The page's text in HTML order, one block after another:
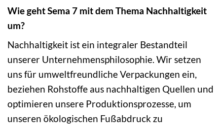
Wie geht Sema 7 mit dem Thema Nachhaltigkeit
um?
Nachhaltigkeit ist ein integraler Bestandteil
unserer Unternehmensphilosophie. Wir setzen
uns für umweltfreundliche Verpackungen ein,
beziehen Rohstoffe aus nachhaltigen Quellen und
optimieren unsere Produktionsprozesse, um
unseren ökologischen Fußabdruck zu